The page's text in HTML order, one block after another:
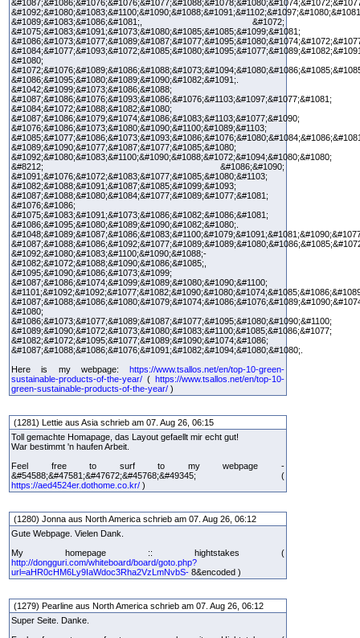
&#1089;&#1083;&#1086;&#1081;, &#1072;
&#1075;&#1083;&#1091;&#1073;&#1080;&#1085;&#1085;&#1099;&#1081;
&#1080;
&#1086;&#1095;&#1080;&#1089;&#1090;&#1082;&#1091;.
&#1042;&#1099;&#1073;&#1086;&#1088;
&#1087;&#1086;&#1076;&#1093;&#1086;&#1076;&#1103;&#1097;&#1077;&#1081;
&#1084;&#1072;&#1088;&#1082;&#1080;
&#1087;&#1086;&#1079;&#1074;&#1086;&#1083;&#1103;&#1077;&#1090;
&#1076;&#1086;&#1073;&#1080;&#1090;&#1100;&#1089;&#1103;
&#1089;&#1090;&#1077;&#1087;&#1077;&#1085;&#1080;
&#1092;&#1080;&#1083;&#1100;&#1090;&#1088;&#1072;&#1094;&#1080;&#1080;
&#8212; &#1086;&#1090;
&#1091;&#1076;&#1072;&#1083;&#1077;&#1085;&#1080;&#1103;
&#1082;&#1088;&#1091;&#1087;&#1085;&#1099;&#1093;
&#1087;&#1088;&#1080;&#1084;&#1077;&#1089;&#1077;&#1081;
&#1076;&#1086;
&#1075;&#1083;&#1091;&#1073;&#1086;&#1082;&#1086;&#1081;
&#1086;&#1095;&#1080;&#1089;&#1090;&#1082;&#1080;.
&#1092;&#1080;&#1083;&#1100;&#1090;&#1088;-
&#1082;&#1072;&#1088;&#1090;&#1086;&#1085;,
&#1095;&#1090;&#1086;&#1073;&#1099;
&#1087;&#1086;&#1074;&#1099;&#1089;&#1080;&#1090;&#1100;
&#1080;
&#1086;&#1073;&#1077;&#1089;&#1087;&#1077;&#1095;&#1080;&#1090;&#1100;
&#1089;&#1090;&#1072;&#1073;&#1080;&#1083;&#1100;&#1085;&#1086;&#1077;
&#1082;&#1072;&#1095;&#1077;&#1089;&#1090;&#1074;&#1086;
&#1087;&#1088;&#1086;&#1076;&#1091;&#1082;&#1094;&#1080;&#1080;.
Here is my webpage: https://www.tsallos.net/en/top-10-green-
sustainable-products-of-the-year/ ( https://www.tsallos.net/en/top-10-
green-sustainable-products-of-the-year/ )
(1281) Lettie aus Asia schrieb am 07. Aug 26, 06:15
Toll gemachte Homapage, das Layout gefaellt mir echt gut!
War bestimmt 'n haufen Arbeit.
Feel free to surf to my webpage -
&#54588;&#47581;&#47672;&#45768;&#49345; (
https://aed4524er.dothome.co.kr/ )
(1280) Jonna aus North America schrieb am 07. Aug 26, 06:12
Gute Webpage. Vielen Dank.
My homepage :: hightstakes (
http://dongguri.com/whiteboard/board/goto.php?
url=aHR0cHM6Ly9IaWdoc3Rha2VzLmNvbS- 8&encoded )
(1279) Pearline aus North America schrieb am 07. Aug 26, 06:12
Super Seite. Danke.